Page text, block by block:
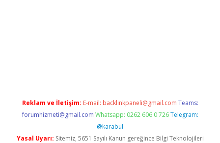
Reklam ve İletişim: E-mail: backlinkpaneli@gmail.com Teams:
forumhizmeti@gmail.com Whatsapp: 0262 606 0 726 Telegram:
@karabul
Yasal Uyarı: Sitemiz, 5651 Sayılı Kanun gereğince Bilgi Teknolojileri